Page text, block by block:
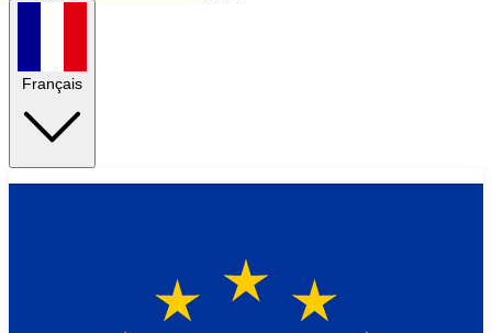
Français